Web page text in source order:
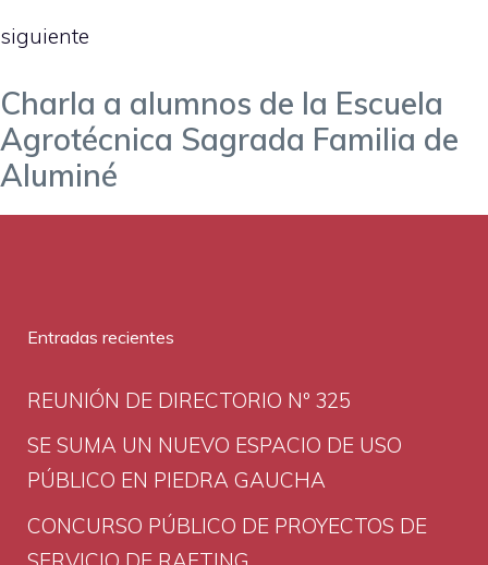
siguiente
Charla a alumnos de la Escuela
Agrotécnica Sagrada Familia de
Aluminé
Entradas recientes
REUNIÓN DE DIRECTORIO Nº 325
SE SUMA UN NUEVO ESPACIO DE USO
PÚBLICO EN PIEDRA GAUCHA
CONCURSO PÚBLICO DE PROYECTOS DE